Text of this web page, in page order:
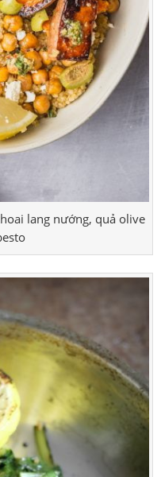
lang nướng, quả olive